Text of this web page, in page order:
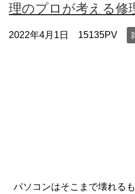
理のプロが考える修
2022年4月1日 15135PV
パソコンはそこまで壊れる